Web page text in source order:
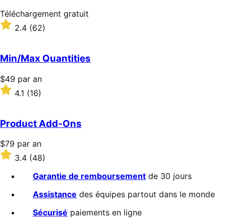
Téléchargement
gratuit
Téléchargement gratuit
Noté
5 étoiles
2.4 (62)
Min/Max Quantities
Prix
$49
par
$49 par an
Noté
4.1
5 étoiles
4.1 (16)
Product Add-Ons
Prix
$79
$79 par an
Noté3.4 (48)
Garantie de remboursement de 30 jours
Assistance des équipes partout dans le monde
Sécurisé paiements en ligne